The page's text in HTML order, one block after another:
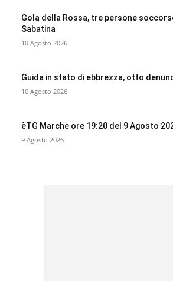
Gola della Rossa, tre persone
Sabatina
10 Agosto 2026
Guida in stato di ebbrezza, otto
10 Agosto 2026
èTG Marche ore 19:20 del 9 Agosto
9 Agosto 2026